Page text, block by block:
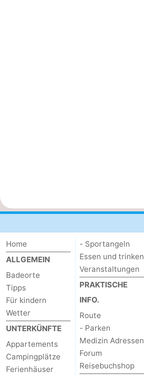
Home
ALLGEMEIN
Badeorte
Tipps
Für kindern
Wetter
UNTERKÜNFTE
Appartements
Campingplätze
Ferienhäuser
- Sportangeln
Essen und trinken
Veranstaltungen
PRAKTISCHE
INFO.
Route
- Parken
Medizin Adressen
Forum
Reisebuchshop